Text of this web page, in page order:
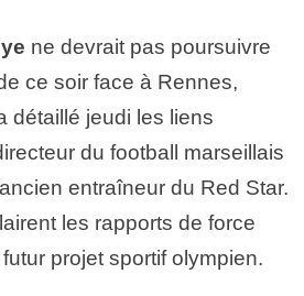
ne devrait pas poursuivre
ce soir face à Rennes,
détaillé jeudi les liens
du football marseillais
entraîneur du Red Star.
les rapports de force
projet sportif olympien.